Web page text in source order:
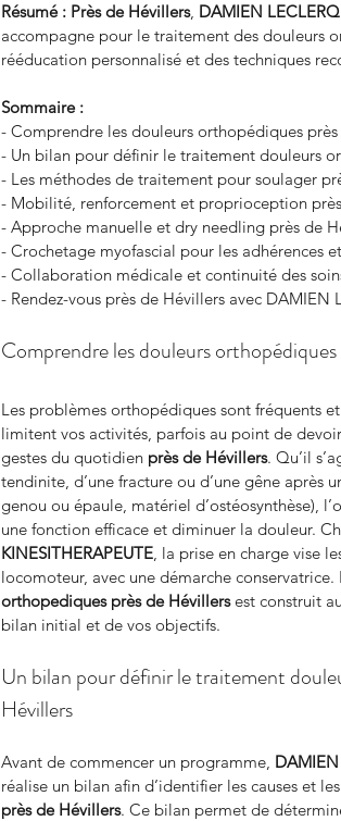
Résumé : Près de Hévillers, DAMIEN
accompagne pour le traitement des douleurs
rééducation personnalisé et des techniques
Sommaire :
- Comprendre les douleurs orthopédiques
- Un bilan pour définir le traitement douleurs
- Les méthodes de traitement pour soulager
- Mobilité, renforcement et proprioception
- Approche manuelle et dry needling près de
- Crochetage myofascial pour les adhérences
- Collaboration médicale et continuité des
- Rendez-vous près de Hévillers avec DAMIEN
Comprendre les douleurs
Les problèmes orthopédiques sont fréquents
limitent vos activités, parfois au point de
gestes du quotidien près de Hévillers. Qu’il
tendinite, d’une fracture ou d’une gêne après
genou ou épaule, matériel d’ostéosynthèse),
une fonction efficace et diminuer la douleur.
KINESITHERAPEUTE, la prise en charge vise
locomoteur, avec une démarche conservatrice.
orthopediques près de Hévillers est construit
bilan initial et de vos objectifs.
Un bilan pour définir le traitement
Hévillers
Avant de commencer un programme, DAMIEN
réalise un bilan afin d’identifier les causes et
près de Hévillers. Ce bilan permet de